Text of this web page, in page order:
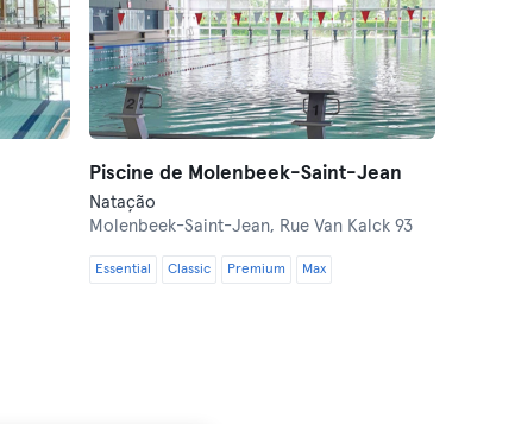
Piscine de Molenbeek-Saint-Jean
Natação
Molenbeek-Saint-Jean, Rue Van Kalck 93
Essential Classic Premium Max